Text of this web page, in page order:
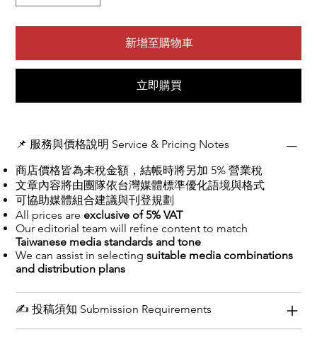
新增至購物車
立即購買
📌 服務與價格說明 Service & Pricing Notes
​​​​​​商店價格皆為未稅金額，結帳時將另加 5% 營業稅
文章內容將由團隊依台灣媒體標準優化語境與格式
可協助媒體組合建議與刊登規劃
All prices areexclusive of 5% VAT
Our editorial team will refine content to match
Taiwanese media standards and tone
We can assist in selectingsuitable media combinations
and distribution plans
✍️ 投稿須知 Submission Requirements